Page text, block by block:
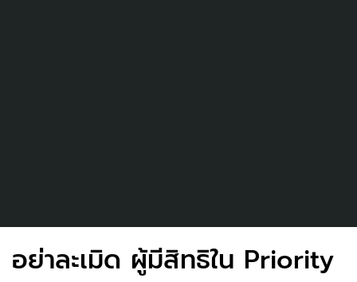
อย่าละเมิด ผู้มีสิทธิใน Priority